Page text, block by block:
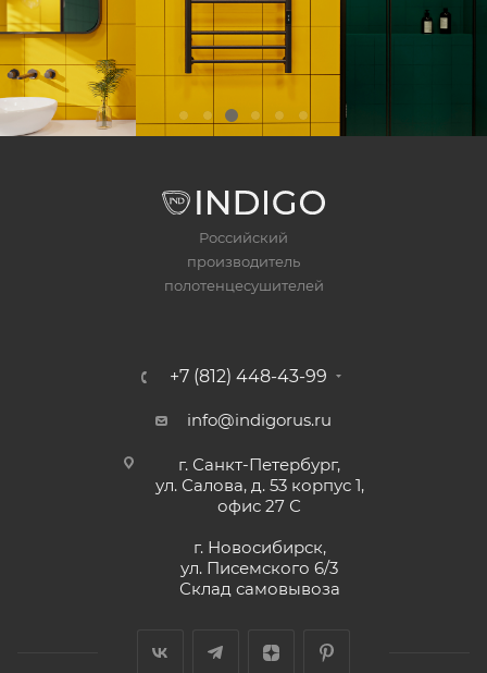
Российский
производитель
полотенцесушителей
+7 (812) 448-43-99
info@indigorus.ru
г. Санкт-Петербург,
ул. Салова, д. 53 корпус 1,
офис 27 С
г. Новосибирск,
ул. Писемского 6/3
Склад самовывоза